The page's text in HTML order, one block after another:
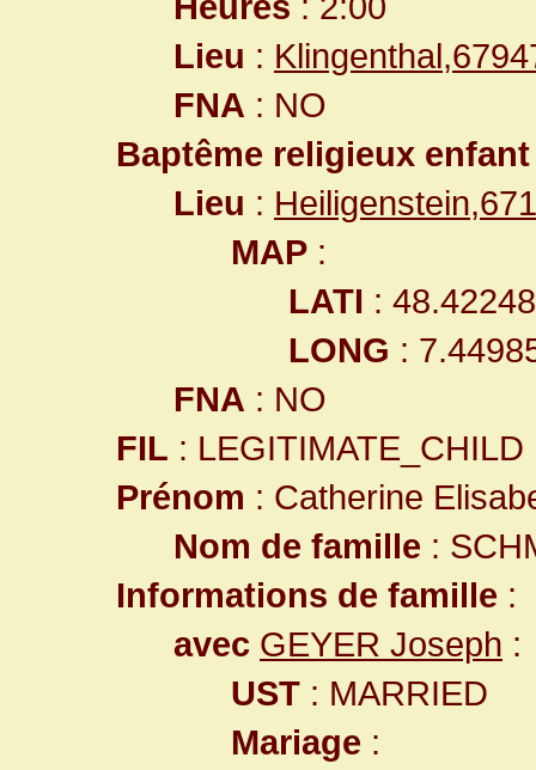
Lieu :
FNA : NO
Baptême religieux enfant
Lieu :
MAP :
LATI :
LONG :
FNA : NO
FIL : LEGITIMATE_CHILD
Prénom : Catherine
Nom de famille :
Informations de famille :
avec GEYER Joseph :
UST : MARRIED
Mariage :